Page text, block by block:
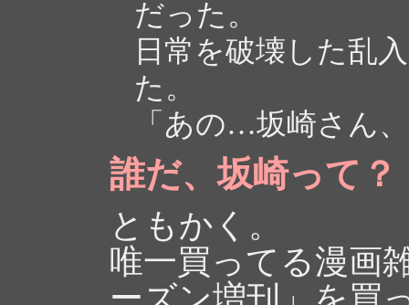
だった。
日常を破壊した乱
た。
「あの…坂崎さん
誰だ、坂崎って？
ともかく。
唯一買ってる漫画